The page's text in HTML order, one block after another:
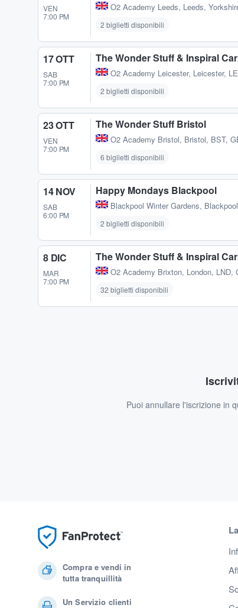
VEN
7:00 PM
O2 Academy Leeds, Leeds,
2 biglietti disponibili
17 OTT
SAB
7:00 PM
The Wonder Stuff & Inspiral
O2 Academy Leicester, Leicester,
2 biglietti disponibili
23 OTT
VEN
7:00 PM
The Wonder Stuff Bristol
O2 Academy Bristol, Bristol, BST,
6 biglietti disponibili
14 NOV
SAB
6:00 PM
Happy Mondays Blackpool
Blackpool Winter Gardens,
2 biglietti disponibili
8 DIC
MAR
7:00 PM
The Wonder Stuff & Inspiral
O2 Academy Brixton, London, LND,
32 biglietti disponibili
Puoi annullare l'iscrizione in
Compra e vendi in
tutta tranquillità
Un Servizio clienti